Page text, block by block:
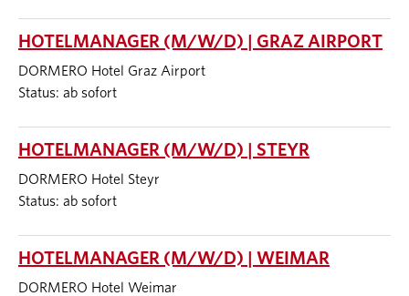
HOTELMANAGER (M/W/D) | GRAZ AIRPORT
DORMERO Hotel Graz Airport
Status: ab sofort
HOTELMANAGER (M/W/D) | STEYR
DORMERO Hotel Steyr
Status: ab sofort
HOTELMANAGER (M/W/D) | WEIMAR
DORMERO Hotel Weimar